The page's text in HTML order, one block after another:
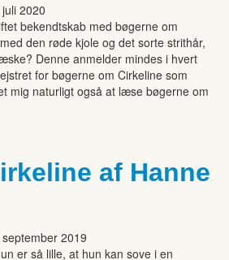
2020
bekendtskab med bøgerne om
den røde kjole og det sorte strithår,
Denne anmelder mindes i hvert
for bøgerne om Cirkeline som
mig naturligt også at læse bøgerne om
af Hanne
2019
er så lille, at hun kan sove i en